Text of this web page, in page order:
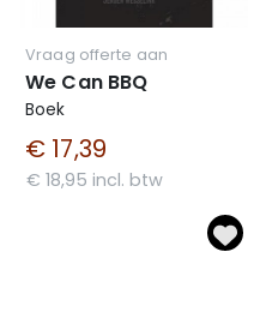
Vraag offerte aan
We Can BBQ
Boek
€ 17,39
€ 18,95 incl. btw